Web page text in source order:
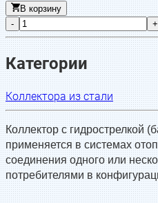
В корзину
-
+
Категории
Коллектора из стали
Коллектор с гидрострелкой
применяется в системах
соединения одного или
потребителями в